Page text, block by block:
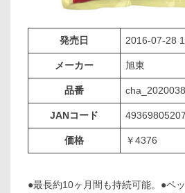
発売日 2016-07-28
メーカー 旭東
品番
JANコード
価格 ￥4376
●最長約10ヶ月間も持続可能。●ペ